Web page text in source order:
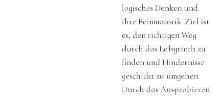
logisches Denken und
ihre Feinmotorik. Ziel ist
es, den richtigen Weg
durch das Labyrinth zu
finden und Hindernisse
geschickt zu umgehen.
Durch das Ausprobieren